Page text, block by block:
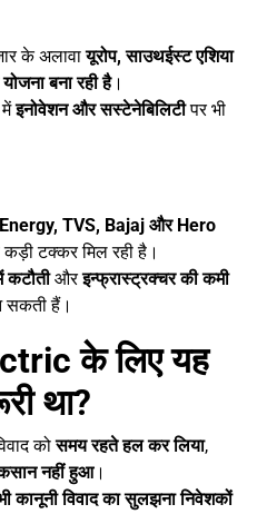
के अलावायूरोप, साउथईस्ट एशिया
बना रही है।
मेंइनोवेशन और सस्टेनेबिलिटीपर भी
TVS, Bajaj और Hero
टक्कर मिल रही है।
कटौतीऔरइन्फ्रास्ट्रक्चर की कमी
सकती हैं।
के लिए यह
था?
कोसमय रहते हल कर लिया,
नहीं हुआ।
कानूनी विवाद का सुलझना निवेशकों